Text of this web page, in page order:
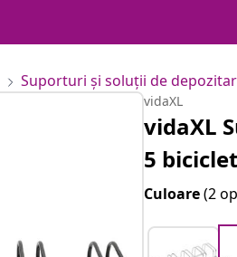
Suporturi și soluții de
vidaXL
vidaXL
5
Culoare(2